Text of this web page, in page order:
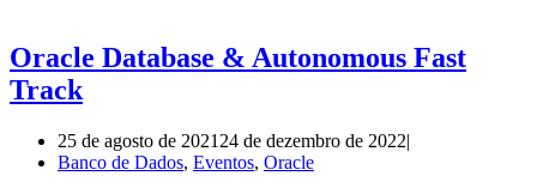
Oracle Database & Autonomous Fast
Track
25 de agosto de 2021 24 de dezembro de 2022
Banco de Dados, Eventos, Oracle